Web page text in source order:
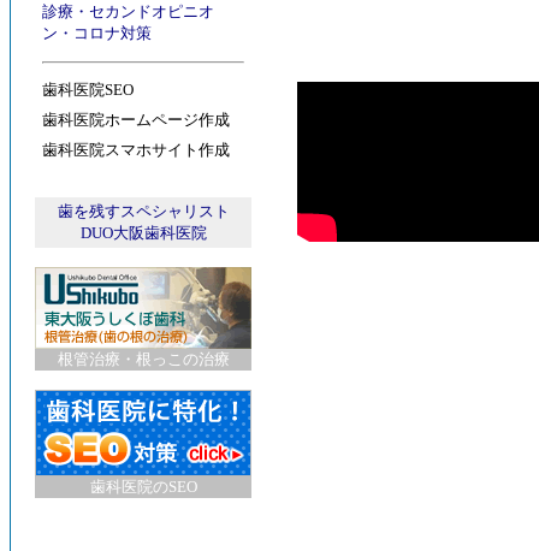
診療 ・ セカンドオピニオ
ン ・ コロナ対策
歯科医院SEO
歯科医院ホームページ作成
歯科医院スマホサイト作成
歯を残すスペシャリスト
DUO大阪歯科医院
根管治療・根っこの治療
歯科医院のSEO